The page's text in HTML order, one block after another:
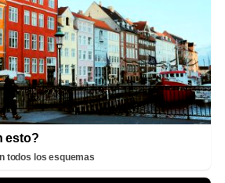
esto?
todos los esquemas